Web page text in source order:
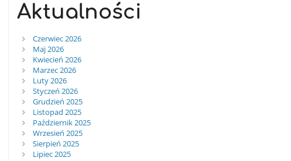
Aktualności
Czerwiec 2026
Maj 2026
Kwiecień 2026
Marzec 2026
Luty 2026
Styczeń 2026
Grudzień 2025
Listopad 2025
Październik 2025
Wrzesień 2025
Sierpień 2025
Lipiec 2025